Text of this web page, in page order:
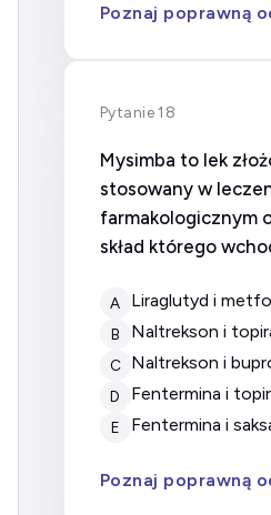
Poznaj poprawną
Pytanie 18
Mysimba to lek
stosowany w
farmakologicznym
skład którego
A liraglutyd i
B naltrekson i
C naltrekson i
D fentermina i
E fentermina i
Poznaj poprawną